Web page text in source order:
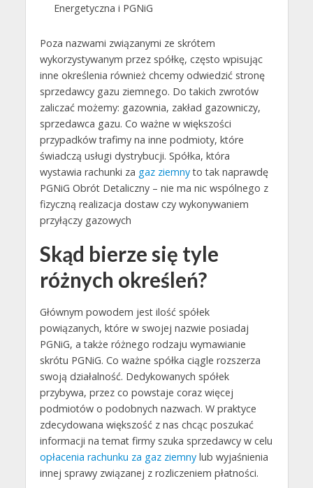
Energetyczna i PGNiG
Poza nazwami związanymi ze skrótem
wykorzystywanym przez spółkę, często wpisując
inne określenia również chcemy odwiedzić stronę
sprzedawcy gazu ziemnego. Do takich zwrotów
zaliczać możemy: gazownia, zakład gazowniczy,
sprzedawca gazu. Co ważne w większości
przypadków trafimy na inne podmioty, które
świadczą usługi dystrybucji. Spółka, która
wystawia rachunki za gaz ziemnyto tak naprawdę
PGNiG Obrót Detaliczny – nie ma nic wspólnego z
fizyczną realizacja dostaw czy wykonywaniem
przyłączy gazowych
Skąd bierze się tyle
różnych określeń?
Głównym powodem jest ilość spółek
powiązanych, które w swojej nazwie posiadaj
PGNiG, a także różnego rodzaju wymawianie
skrótu PGNiG. Co ważne spółka ciągle rozszerza
swoją działalność. Dedykowanych spółek
przybywa, przez co powstaje coraz więcej
podmiotów o podobnych nazwach. W praktyce
zdecydowana większość z nas chcąc poszukać
informacji na temat firmy szuka sprzedawcy w celu
opłacenia rachunku za gaz ziemnylub wyjaśnienia
innej sprawy związanej z rozliczeniem płatności.